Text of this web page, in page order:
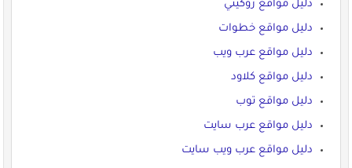
دليل مواقع روكيني
دليل مواقع خطوات
دليل مواقع عرب ويب
دليل مواقع كلاود
دليل مواقع توب
دليل مواقع عرب سايت
دليل مواقع عرب ويب سايت